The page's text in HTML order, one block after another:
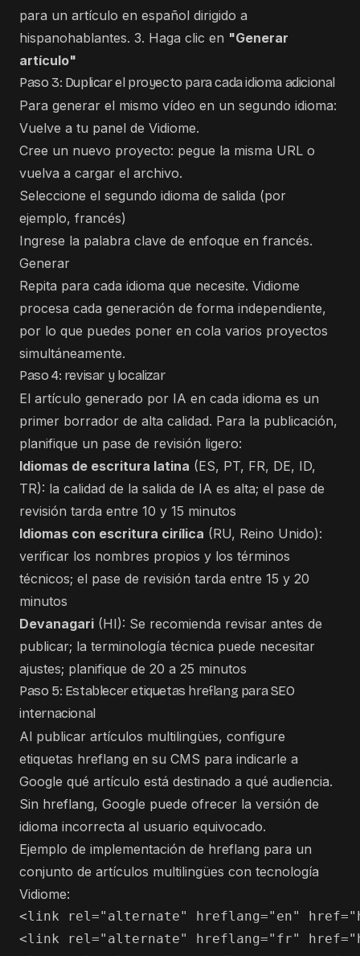
para un artículo en español dirigido a
hispanohablantes. 3. Haga clic en "Generar
artículo"
Paso 3: Duplicar el proyecto para cada idioma adicional
Para generar el mismo vídeo en un segundo idioma:
Vuelve a tu panel de Vidiome.
Cree un nuevo proyecto: pegue la misma URL o
vuelva a cargar el archivo.
Seleccione el segundo idioma de salida (por
ejemplo, francés)
Ingrese la palabra clave de enfoque en francés.
Generar
Repita para cada idioma que necesite. Vidiome
procesa cada generación de forma independiente,
por lo que puedes poner en cola varios proyectos
simultáneamente.
Paso 4: revisar y localizar
El artículo generado por IA en cada idioma es un
primer borrador de alta calidad. Para la publicación,
planifique un pase de revisión ligero:
Idiomas de escritura latina (ES, PT, FR, DE, ID,
TR): la calidad de la salida de IA es alta; el pase de
revisión tarda entre 10 y 15 minutos
Idiomas con escritura cirílica (RU, Reino Unido):
verificar los nombres propios y los términos
técnicos; el pase de revisión tarda entre 15 y 20
minutos
Devanagari (HI): Se recomienda revisar antes de
publicar; la terminología técnica puede necesitar
ajustes; planifique de 20 a 25 minutos
Paso 5: Establecer etiquetas hreflang para SEO
internacional
Al publicar artículos multilingües, configure
etiquetas hreflang en su CMS para indicarle a
Google qué artículo está destinado a qué audiencia.
Sin hreflang, Google puede ofrecer la versión de
idioma incorrecta al usuario equivocado.
Ejemplo de implementación de hreflang para un
conjunto de artículos multilingües con tecnología
Vidiome:
<link rel="alternate" hreflang="en"
<link rel="alternate" hreflang="fr"